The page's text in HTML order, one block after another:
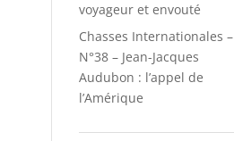
voyageur et envouté
Chasses Internationales –
N°38 – Jean-Jacques
Audubon : l’appel de
l’Amérique